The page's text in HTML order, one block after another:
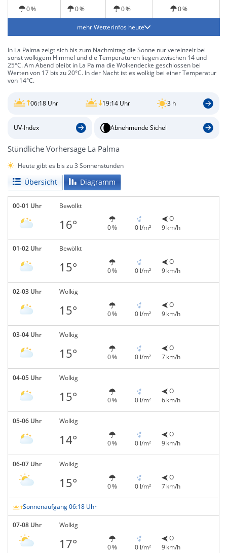
0 % 0 % 0 % 0 %
mehr Wetterinfos heute
In La Palma zeigt sich bis zum Nachmittag die Sonne nur vereinzelt bei
sonst wolkigem Himmel und die Temperaturen liegen zwischen 14 und
25°C. Am Abend bleibt in La Palma die Wolkendecke geschlossen bei
Werten von 17 bis zu 20°C. In der Nacht ist es wolkig bei einer Temperatur
von 14°C.
06:18 Uhr 19:14 Uhr 3 h
UV-Index Abnehmende Sichel
Stündliche Vorhersage La Palma
Heute gibt es bis zu 3 Sonnenstunden
Übersicht Diagramm
00-01 Uhr Bewölkt
16° 0 % 0 l/m²
O
9 km/h
01-02 Uhr Bewölkt
15° 0 % 0 l/m²
O
9 km/h
02-03 Uhr Wolkig
15° 0 % 0 l/m²
O
9 km/h
03-04 Uhr Wolkig
15° 0 % 0 l/m²
O
7 km/h
04-05 Uhr Wolkig
15° 0 % 0 l/m²
O
6 km/h
05-06 Uhr Wolkig
14° 0 % 0 l/m²
O
9 km/h
06-07 Uhr Wolkig
15° 0 % 0 l/m²
O
7 km/h
Sonnenaufgang 06:18 Uhr
07-08 Uhr Wolkig
17° 0 % 0 l/m²
O
9 km/h